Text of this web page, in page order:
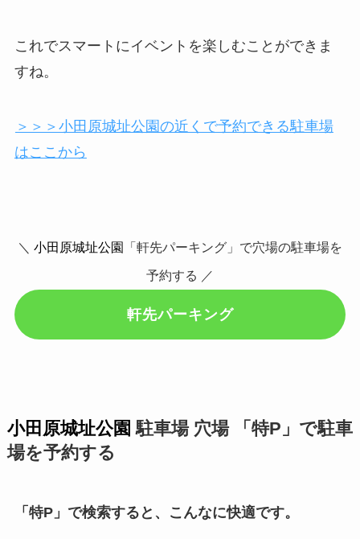
これでスマートにイベントを楽しむことができま
すね。
＞＞＞小田原城址公園の近くで予約できる駐車場
はここから
＼ 小田原城址公園
「軒先パーキング」で穴場の駐車場を
予約する ／
軒先パーキング
小田原城址公園 駐車場 穴場 「特P」で駐車
場を予約する
「特P」で検索すると、こんなに快適です。